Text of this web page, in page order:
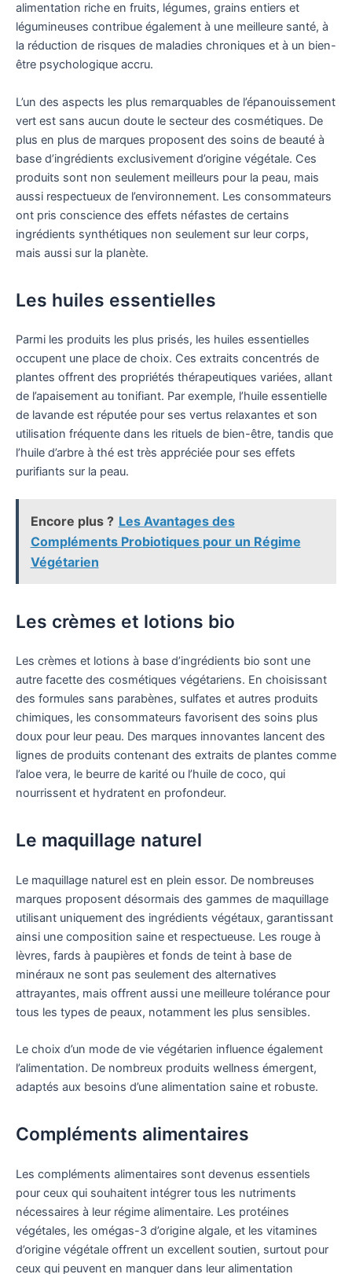
alimentation riche en fruits, légumes, grains entiers et
légumineuses contribue également à une meilleure santé, à
la réduction de risques de maladies chroniques et à un bien-
être psychologique accru.
L’un des aspects les plus remarquables de l’épanouissement
vert est sans aucun doute le secteur des cosmétiques. De
plus en plus de marques proposent des soins de beauté à
base d’ingrédients exclusivement d’origine végétale. Ces
produits sont non seulement meilleurs pour la peau, mais
aussi respectueux de l’environnement. Les consommateurs
ont pris conscience des effets néfastes de certains
ingrédients synthétiques non seulement sur leur corps,
mais aussi sur la planète.
Les huiles essentielles
Parmi les produits les plus prisés, les huiles essentielles
occupent une place de choix. Ces extraits concentrés de
plantes offrent des propriétés thérapeutiques variées, allant
de l’apaisement au tonifiant. Par exemple, l’huile essentielle
de lavande est réputée pour ses vertus relaxantes et son
utilisation fréquente dans les rituels de bien-être, tandis que
l’huile d’arbre à thé est très appréciée pour ses effets
purifiants sur la peau.
Encore plus ? Les Avantages des
Compléments Probiotiques pour un Régime
Végétarien
Les crèmes et lotions bio
Les crèmes et lotions à base d’ingrédients bio sont une
autre facette des cosmétiques végétariens. En choisissant
des formules sans parabènes, sulfates et autres produits
chimiques, les consommateurs favorisent des soins plus
doux pour leur peau. Des marques innovantes lancent des
lignes de produits contenant des extraits de plantes comme
l’aloe vera, le beurre de karité ou l’huile de coco, qui
nourrissent et hydratent en profondeur.
Le maquillage naturel
Le maquillage naturel est en plein essor. De nombreuses
marques proposent désormais des gammes de maquillage
utilisant uniquement des ingrédients végétaux, garantissant
ainsi une composition saine et respectueuse. Les rouge à
lèvres, fards à paupières et fonds de teint à base de
minéraux ne sont pas seulement des alternatives
attrayantes, mais offrent aussi une meilleure tolérance pour
tous les types de peaux, notamment les plus sensibles.
Le choix d’un mode de vie végétarien influence également
l’alimentation. De nombreux produits wellness émergent,
adaptés aux besoins d’une alimentation saine et robuste.
Compléments alimentaires
Les compléments alimentaires sont devenus essentiels
pour ceux qui souhaitent intégrer tous les nutriments
nécessaires à leur régime alimentaire. Les protéines
végétales, les omégas-3 d’origine algale, et les vitamines
d’origine végétale offrent un excellent soutien, surtout pour
ceux qui peuvent en manquer dans leur alimentation